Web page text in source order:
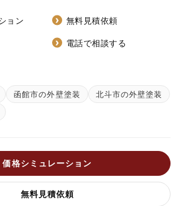
ョン 無料見積依頼
電話で相談する
函館市の外壁塗装
北斗市の外壁塗装
価格シミュレーション
無料見積依頼